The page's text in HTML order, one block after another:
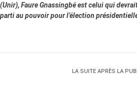
(Unir), Faure Gnassingbé est celui qui
parti au pouvoir pour l’élection
LA SUITE APRÈS LA